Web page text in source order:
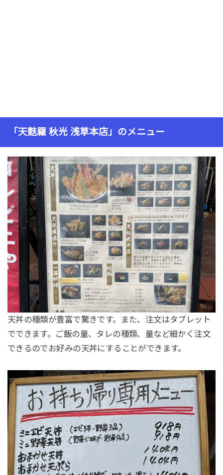
「天麩羅 秋光 浅草本店」のメニュー
天丼の種類が豊富で驚きです。また、注文はタブレット
でできます。ご飯の量、タレの種類、量など細かく注文
できるのでお好みの天丼にすることができます。